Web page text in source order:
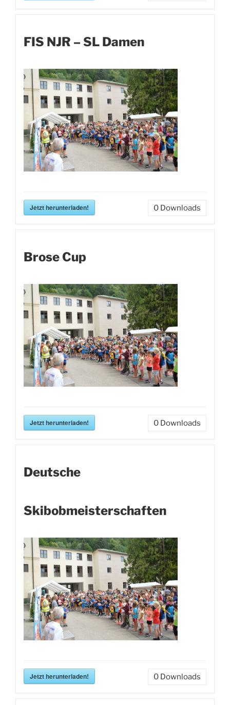
FIS NJR – SL Damen
Jetzt herunterladen! 0 Downloads
Brose Cup
Jetzt herunterladen! 0 Downloads
Deutsche
Skibobmeisterschaften
Jetzt herunterladen! 0 Downloads